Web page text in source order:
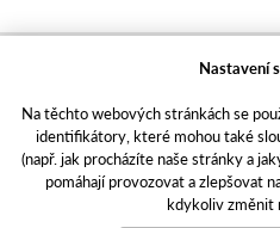
Nastavení
Na těchto webových stránkách se
identifikátory, které mohou také
(např. jak procházíte naše stránky a
pomáhají provozovat a zlepšovat
kdykoliv změnit